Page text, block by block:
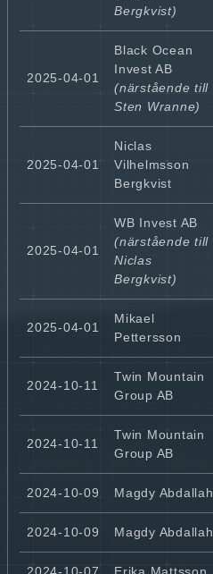
Bergkvist)
2025-04-01
Black Ocean
Invest AB
(närstående till
Sten Wranne)
2025-04-01
Niclas
Vilhelmsson
Bergkvist
2025-04-01
WB Invest AB
(närstående till
Niclas
Bergkvist)
2025-04-01
Mikael
Pettersson
2024-10-11
Twin Mountain
Group AB
2024-10-11
Twin Mountain
Group AB
2024-10-09 Magdy Abdallah
2024-10-09 Magdy Abdallah